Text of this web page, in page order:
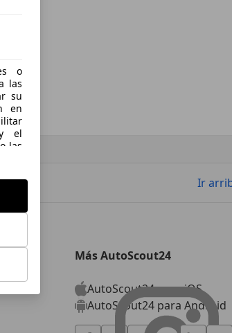
o
las
su
en
el
las
y
Ir
Más AutoScout24
AutoScout24 para iOS
AutoScout24 para Android